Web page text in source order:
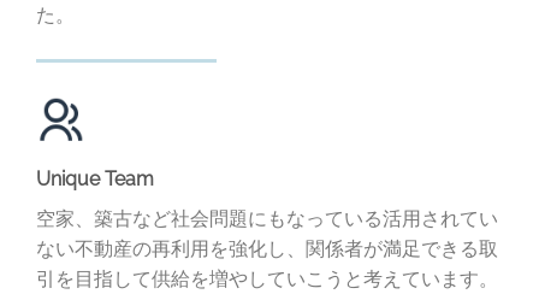
た。
Unique Team
空家、築古など社会問題にもなっている活用されてい
ない不動産の再利用を強化し、関係者が満足できる取
引を目指して供給を増やしていこうと考えています。